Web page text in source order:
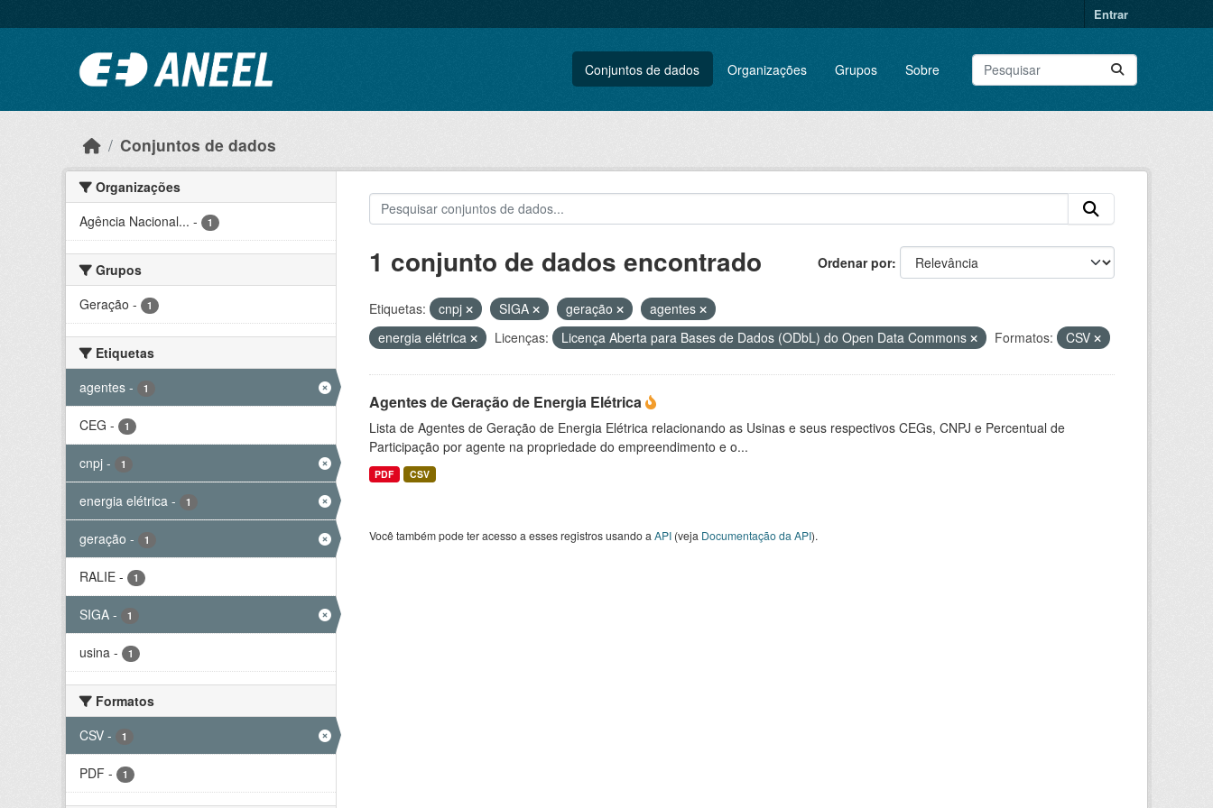
Entrar
Conjuntos de dados Organizações Grupos Sobre
Conjuntos de dados
Organizações
Agência Nacional... - 1
Grupos
Geração - 1
Etiquetas
agentes - 1
CEG - 1
cnpj - 1
energia elétrica - 1
geração - 1
RALIE - 1
SIGA - 1
usina - 1
Formatos
CSV - 1
PDF - 1
Ordenar por
1 conjunto de dados encontrado
Etiquetas: cnpj SIGA geração
agentes
energia elétrica
Licenças: Licença Aberta para Bases de Dados (ODbL) do Open Data Commons Formatos: CSV
Agentes de Geração de Energia Elétrica
Lista de Agentes de Geração de Energia Elétrica relacionando as Usinas e seus respectivos CEGs, CNPJ e Percentual de
Participação por agente na propriedade do empreendimento e o...
PDF CSV
Você também pode ter acesso a esses registros usando a API(veja Documentação da API).